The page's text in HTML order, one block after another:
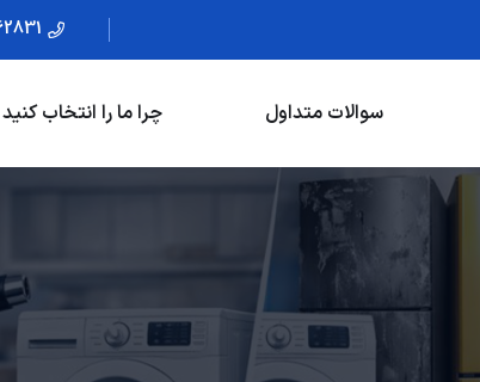
سوالات متداول چرا ما را انتخاب کنید